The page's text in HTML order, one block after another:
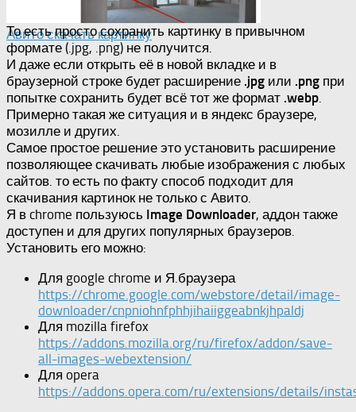
Авито скачать картинку
То есть просто сохранить картинку в привычном
формате (.jpg, .png) не получится.
И даже если открыть её в новой вкладке и в
браузерной строке будет расширение .jpg или .png при
попытке сохранить будет всё тот же формат .webp
Примерно такая же ситуация и в яндекс браузере,
мозилле и других.
Самое простое решение это установить расширение
позволяющее скачивать любые изображения с любых
сайтов. то есть по факту способ подходит для
скачивания картинок не только с Авито.
Я в chrome пользуюсь Image Downloader, аддон также
доступен и для других популярных браузеров.
Установить его можно:
Для google chrome и Я.браузера
https://chrome.google.com/webstore/detail/image-
downloader/cnpniohnfphhjihaiiggeabnkjhpaldj
Для mozilla firefox
https://addons.mozilla.org/ru/firefox/addon/save-
all-images-webextension/
Для opera
https://addons.opera.com/ru/extensions/details/